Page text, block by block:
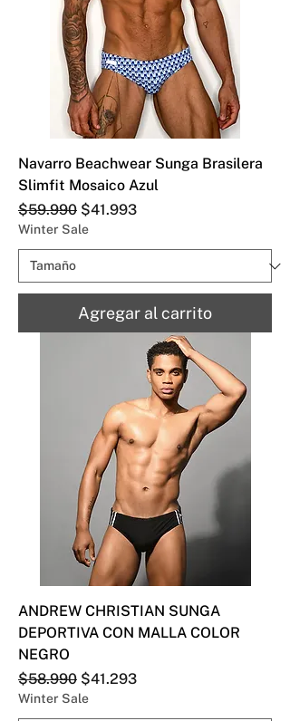
Navarro Beachwear Sunga Brasilera
Slimfit Mosaico Azul
Precio
$59.990 Precio de oferta
$41.993
Winter Sale
Agregar al carrito
ANDREW CHRISTIAN SUNGA
DEPORTIVA CON MALLA COLOR
NEGRO
Precio
$58.990 Precio de oferta
$41.293
Winter Sale